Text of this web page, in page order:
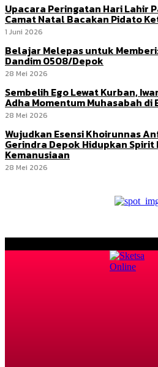
Upacara Peringatan Hari Lahir
Camat Natal Bacakan Pidato
1 Juni 2026
Belajar Melepas untuk
Dandim 0508/Depok
28 Mei 2026
Sembelih Ego Lewat Kurban,
Adha Momentum Muhasabah di
28 Mei 2026
Wujudkan Esensi Khoirunnas
Gerindra Depok Hidupkan
Kemanusiaan
28 Mei 2026